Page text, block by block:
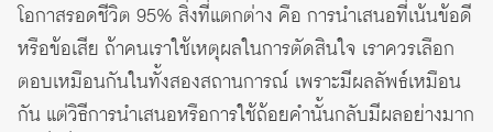
โอกาสรอดชีวิต 95% สิ่งที่แตกต่าง คือ การนำเสนอที่เน้นข้อดี
หรือข้อเสีย ถ้าคนเราใช้เหตุผลในการตัดสินใจ เราควรเลือก
ตอบเหมือนกันในทั้งสองสถานการณ์ เพราะมีผลลัพธ์เหมือน
กัน แต่วิธีการนำเสนอหรือการใช้ถ้อยคำนั้นกลับมีผลอย่างมาก